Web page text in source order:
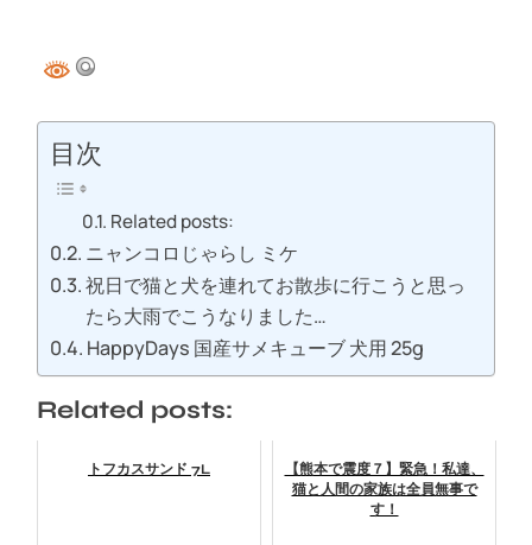
目次
Related posts:
ニャンコロじゃらし ミケ
祝日で猫と犬を連れてお散歩に行こうと思っ
たら大雨でこうなりました…
HappyDays 国産サメキューブ 犬用 25g
Related posts:
トフカスサンド 7L
【熊本で震度７】緊急！私達、
猫と人間の家族は全員無事で
す！